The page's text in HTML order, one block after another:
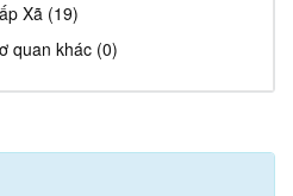
Xã (19)
quan khác (0)